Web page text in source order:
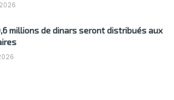
millions de dinars seront distribués aux